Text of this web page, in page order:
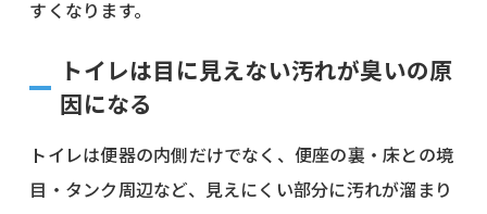
すくなります。
トイレは目に見えない汚れが臭いの原
因になる
トイレは便器の内側だけでなく、便座の裏・床との境
目・タンク周辺など、見えにくい部分に汚れが溜まり